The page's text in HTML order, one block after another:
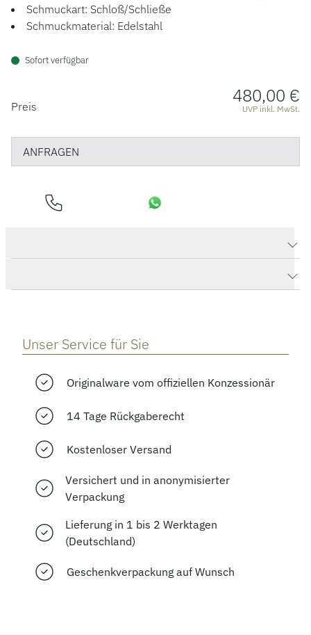
ÜBER UNS
Schmuckart: Schloß/Schließe
Schmuckmaterial: Edelstahl
Sofort verfügbar
PREISINFORMATIONEN
Preis 480,00 €
UVP inkl. MwSt.
ANFRAGEN
Unser Service für Sie
Originalware vom offiziellen Konzessionär
14 Tage Rückgaberecht
Kostenloser Versand
Versichert und in anonymisierter
Verpackung
Lieferung in 1 bis 2 Werktagen
(Deutschland)
Geschenkverpackung auf Wunsch